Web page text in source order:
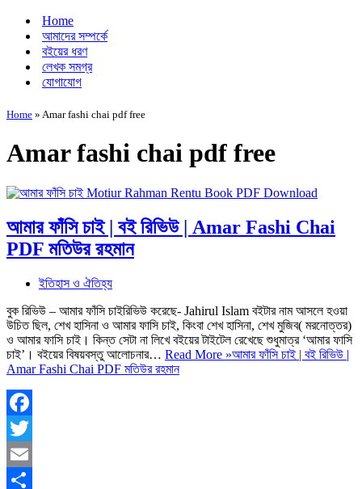
Home
আমাদের সম্পর্কে
বইয়ের ধরণ
লেখক সমগ্র
যোগাযোগ
Home » Amar fashi chai pdf free
Amar fashi chai pdf free
আমার ফাঁসি চাই | বই রিভিউ | Amar Fashi Chai
PDF মতিউর রহমান
ইতিহাস ও ঐতিহ্য
বুক রিভিউ – আমার ফাঁসি চাইরিভিউ করেছে- Jahirul Islam বইটার নাম আসলে হওয়া
উচিত ছিল, শেখ হাসিনা ও আমার ফাসি চাই, কিংবা শেখ হাসিনা, শেখ মুজিব( মরনোত্তর)
ও আমার ফাসি চাই। কিন্ত সেটা না লিখে বইয়ের টাইটেল রেখেছে শুধুমাত্র ‘আমার ফাসি
চাই’। বইয়ের বিষয়বস্তু আলোচনার… Read More »আমার ফাঁসি চাই | বই রিভিউ |
Amar Fashi Chai PDF মতিউর রহমান
Facebook
Twitter
Email